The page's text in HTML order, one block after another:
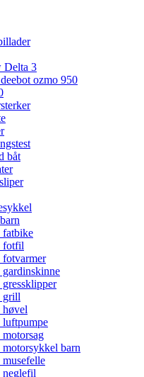
Delta 3
ozmo 950
båt
fatbike
fotfil
grill
barn